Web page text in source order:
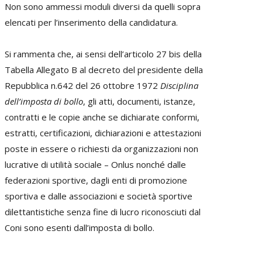
Non sono ammessi moduli diversi da quelli sopra
elencati per l’inserimento della candidatura.
Si rammenta che, ai sensi dell’articolo 27 bis della
Tabella Allegato B al decreto del presidente della
Repubblica n.642 del 26 ottobre 1972 Disciplina
dell’imposta di bollo, gli atti, documenti, istanze,
contratti e le copie anche se dichiarate conformi,
estratti, certificazioni, dichiarazioni e attestazioni
poste in essere o richiesti da organizzazioni non
lucrative di utilità sociale – Onlus nonché dalle
federazioni sportive, dagli enti di promozione
sportiva e dalle associazioni e società sportive
dilettantistiche senza fine di lucro riconosciuti dal
Coni sono esenti dall’imposta di bollo.